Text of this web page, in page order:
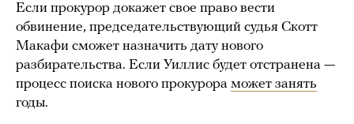
Если прокурор докажет свое право вести
обвинение, председательствующий судья Скотт
Макафи сможет назначить дату нового
разбирательства. Если Уиллис будет отстранена —
процесс поиска нового прокурора может занять
годы.